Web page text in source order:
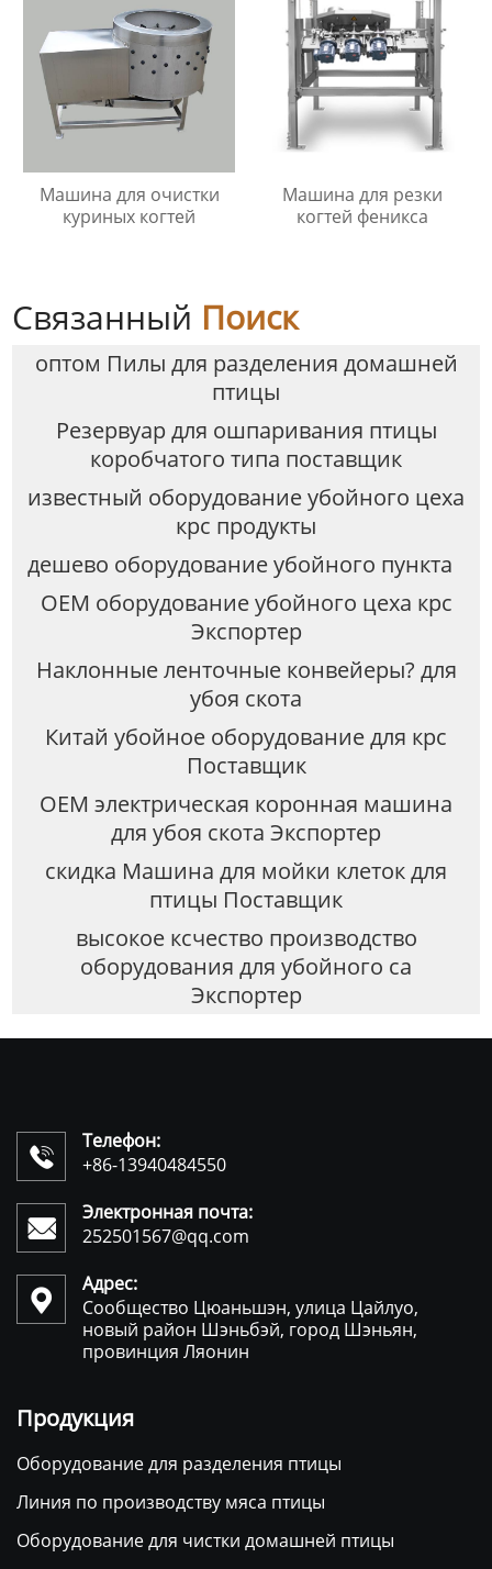
Машина для очистки
куриных когтей
Машина для резки
когтей феникса
Связанный Поиск
оптом Пилы для разделения домашней
птицы
Резервуар для ошпаривания птицы
коробчатого типа поставщик
известный оборудование убойного цеха
крс продукты
дешево оборудование убойного пункта
OEM оборудование убойного цеха крс
Экспортер
Наклонные ленточные конвейеры? для
убоя скота
Китай убойное оборудование для крс
Поставщик
OEM электрическая коронная машина
для убоя скота Экспортер
скидка Машина для мойки клеток для
птицы Поставщик
высокое ксчество производство
оборудования для убойного са
Экспортер

Телефон:
+86-13940484550

Электронная почта:
252501567@qq.com

Адрес:
Сообщество Цюаньшэн, улица Цайлуо,
новый район Шэньбэй, город Шэньян,
провинция Ляонин
Продукция
Оборудование для разделения птицы
Линия по производству мяса птицы
Оборудование для чистки домашней птицы